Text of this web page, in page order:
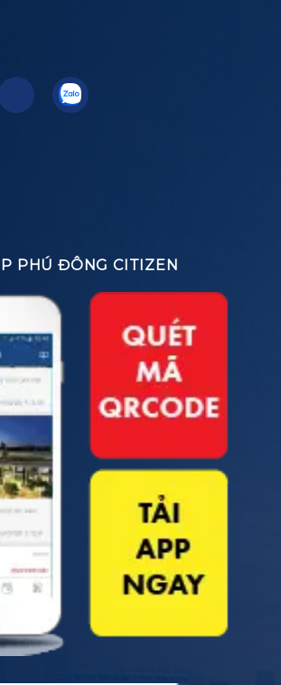
PHÚ ĐÔNG CITIZEN